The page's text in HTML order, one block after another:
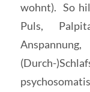
wohnt). So
Puls,
(Durch-